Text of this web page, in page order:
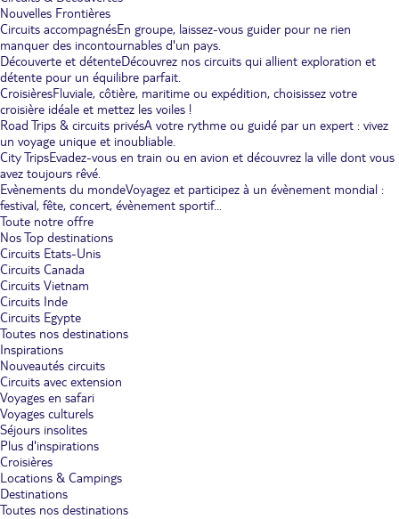
Nouvelles Frontières
Circuits accompagnésEn groupe, laissez-vous guider pour ne rien
manquer des incontournables d'un pays.
Découverte et détenteDécouvrez nos circuits qui allient exploration et
détente pour un équilibre parfait.
CroisièresFluviale, côtière, maritime ou expédition, choisissez votre
croisière idéale et mettez les voiles !
Road Trips & circuits privésA votre rythme ou guidé par un expert : vivez
un voyage unique et inoubliable.
City TripsEvadez-vous en train ou en avion et découvrez la ville dont vous
avez toujours rêvé.
Evènements du mondeVoyagez et participez à un évènement mondial :
festival, fête, concert, évènement sportif...
Toute notre offre
Nos Top destinations
Circuits Etats-Unis
Circuits Canada
Circuits Vietnam
Circuits Inde
Circuits Egypte
Toutes nos destinations
Inspirations
Nouveautés circuits
Circuits avec extension
Voyages en safari
Voyages culturels
Séjours insolites
Plus d'inspirations
Croisières
Locations & Campings
Destinations
Toutes nos destinations